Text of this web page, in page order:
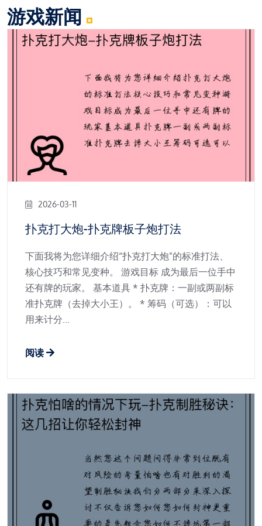
游戏新闻
2026-03-11
扑克打大炮-扑克牌板子炮打法
下面我将为您详细介绍“扑克打大炮”的标准打法、
核心技巧和常见变种。 游戏目标 成为最后一位手中
还有牌的玩家。 基本道具 * 扑克牌：一副或两副标
准扑克牌（去掉大小王）。 * 筹码（可选）：可以
用来计分...
阅读